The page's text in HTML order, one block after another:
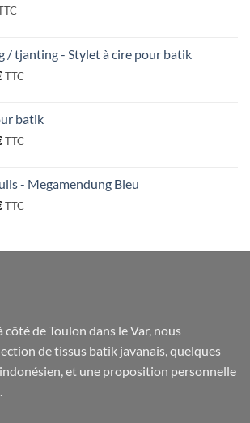
/ tjanting - Stylet à cire pour batik
TTC
batik
TTC
- Megamendung Bleu
TTC
côté de Toulon dans le Var, nous
de tissus batik javanais, quelques
et une proposition personnelle